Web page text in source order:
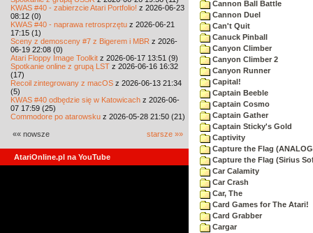
KWAS #40 - zabierzcie Atari Portfolio! z 2026-06-23
08:12 (0)
KWAS #40 - naprawa retrosprzętu z 2026-06-21
17:15 (1)
Sceny z demosceny #7 z Bigerem i MBR z 2026-
06-19 22:08 (0)
Atari Floppy Image Toolkit z 2026-06-17 13:51 (9)
Spotkanie online z grupą LST z 2026-06-16 16:32
(17)
Recoil zintegrowany z macOS z 2026-06-13 21:34
(5)
KWAS #40 odbędzie się w Katowicach z 2026-06-
07 17:59 (25)
Commodore po atarowsku z 2026-05-28 21:50 (21)
«« nowsze starsze »»
AtariOnline.pl na YouTube
Cannon Ball Battle
Cannon Duel
Can't Quit
Canuck Pinball
Canyon Climber
Canyon Climber 2
Canyon Runner
Capital!
Captain Beeble
Captain Cosmo
Captain Gather
Captain Sticky's Gold
Captivity
Capture the Flag
Capture the Flag (Sirius
Car Calamity
Car Crash
Car, The
Card Games for The Atari!
Card Grabber
Cargar